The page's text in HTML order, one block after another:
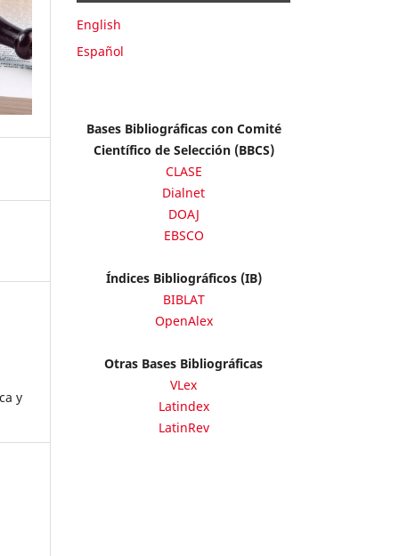
y
English
Español
Bases Bibliográficas con Comité
Científico de Selección (BBCS)
CLASE
Dialnet
DOAJ
EBSCO
Índices Bibliográficos (IB)
BIBLAT
OpenAlex
Otras Bases Bibliográficas
VLex
Latindex
LatinRev